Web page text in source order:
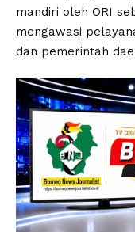
mandiri oleh ORI
mengawasi
dan pemerintah